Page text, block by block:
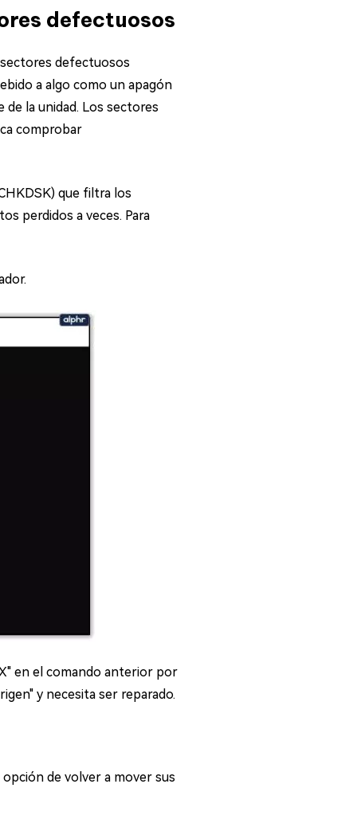
defectuosos
sectores defectuosos
a algo como un apagón
la unidad. Los sectores
comprobar
que filtra los
perdidos a veces. Para
en el comando anterior por
y necesita ser reparado.
de volver a mover sus